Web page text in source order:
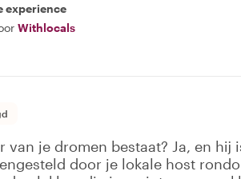
experience
Withlocals
van je dromen bestaat? Ja, en hij
door je lokale host